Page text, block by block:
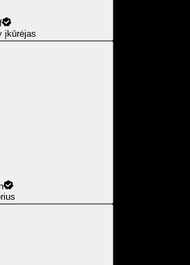
įkūrėjas